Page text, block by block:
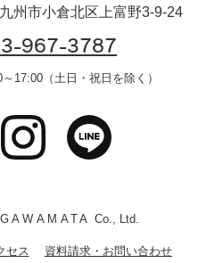
州市小倉北区上富野3-9-24
967-3787
17:00（土日・祝日を除く）
Co., Ltd.
セス 資料請求・お問い合わせ